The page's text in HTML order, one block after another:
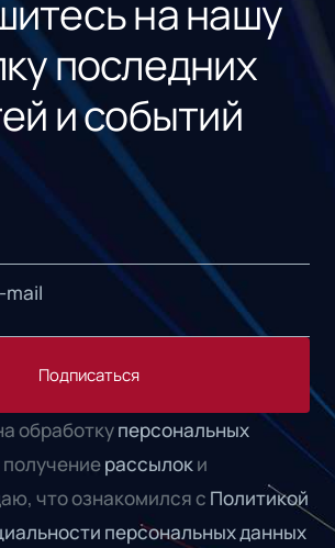
на нашу
последних
и событий
Подписаться
обработкуперсональных
получениерассылоки
что ознакомился с Политикой
персональных данных